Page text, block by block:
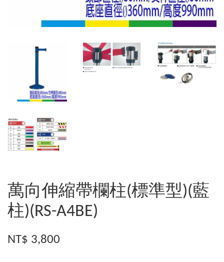
萬向伸縮帶欄柱(標準型)(藍
柱)(RS-A4BE)
NT$ 3,800